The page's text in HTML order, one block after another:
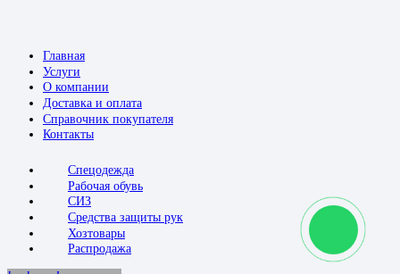
Главная
Услуги
О компании
Доставка и оплата
Справочник покупателя
Контакты
Спецодежда
Рабочая обувь
СИЗ
Средства защиты рук
Хозтовары
Распродажа